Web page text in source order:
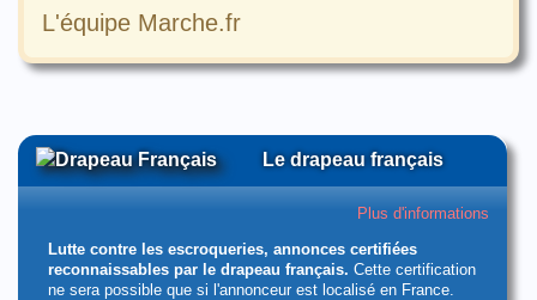
L'équipe Marche.fr
Le drapeau français
Plus d'informations
Lutte contre les escroqueries, annonces certifiées
reconnaissables par le drapeau français. Cette certification
ne sera possible que si l'annonceur est localisé en France.